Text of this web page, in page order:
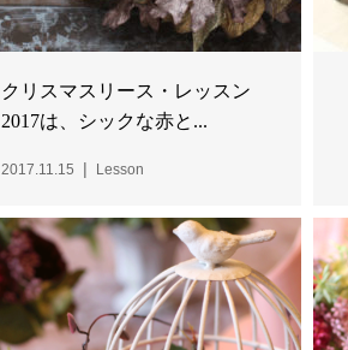
クリスマスリース・レッスン
2017は、シックな赤と...
2017.11.15 Lesson